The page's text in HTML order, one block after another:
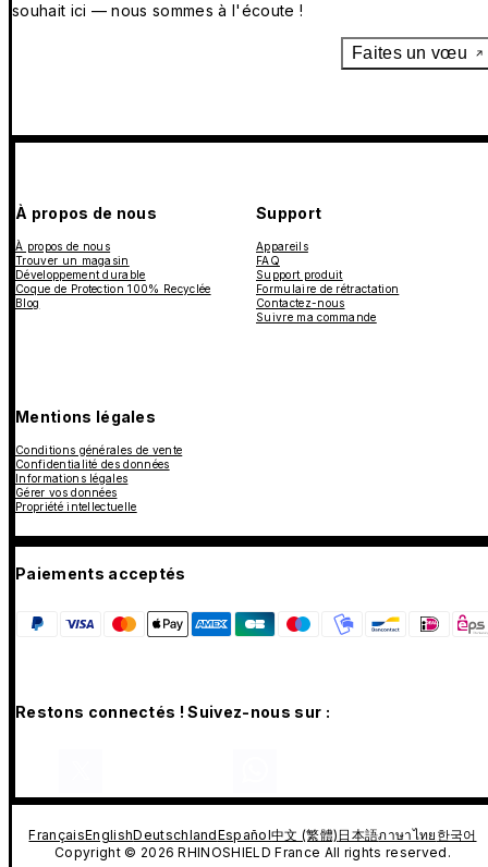
souhait ici — nous sommes à l'écoute !
Faites un vœu
À propos de nous
À propos de nous
Trouver un magasin
Développement durable
Coque de Protection 100% Recyclée
Blog
Support
Appareils
FAQ
Support produit
Formulaire de rétractation
Contactez-nous
Suivre ma commande
Mentions légales
Conditions générales de vente
Confidentialité des données
Informations légales
Gérer vos données
Propriété intellectuelle
Paiements acceptés
Restons connectés ! Suivez-nous sur :
FrançaisEnglishDeutschlandEspañol中文 (繁體) 日本語ภาษาไทย 한국어
Copyright © 2026 RHINOSHIELD France All rights reserved.